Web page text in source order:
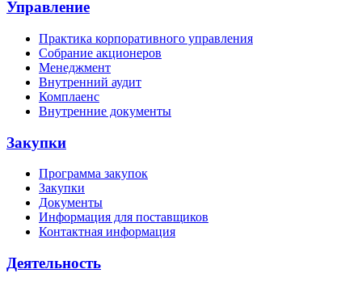
Управление
Практика корпоративного управления
Собрание акционеров
Менеджмент
Внутренний аудит
Комплаенс
Внутренние документы
Закупки
Программа закупок
Закупки
Документы
Информация для поставщиков
Контактная информация
Деятельность